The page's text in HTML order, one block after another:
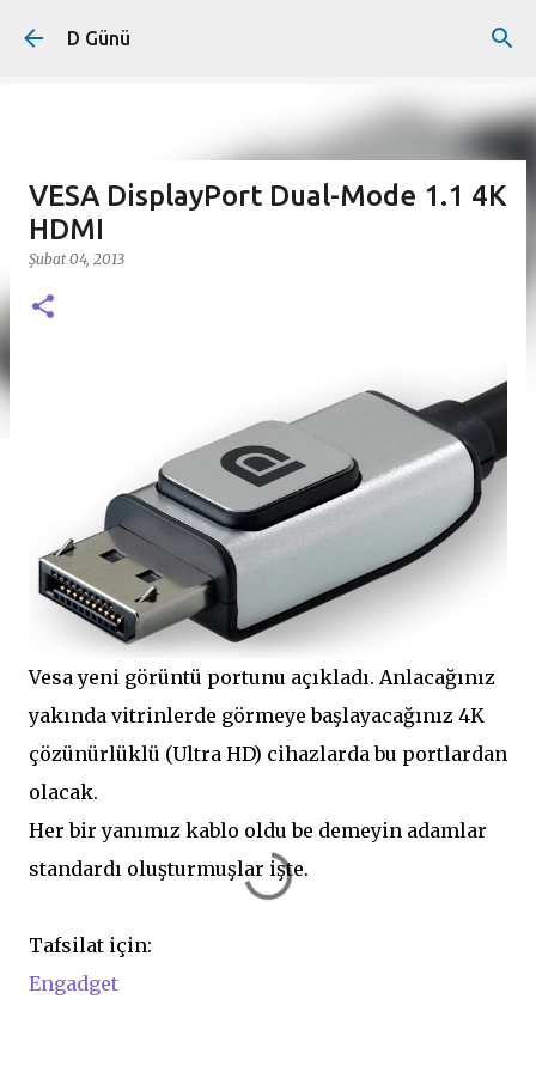
D Günü
VESA DisplayPort Dual-Mode 1.1 4K
HDMI
Şubat 04, 2013
Vesa yeni görüntü portunu açıkladı. Anlacağınız
yakında vitrinlerde görmeye başlayacağınız 4K
çözünürlüklü (Ultra HD) cihazlarda bu portlardan
olacak.
Her bir yanımız kablo oldu be demeyin adamlar
standardı oluşturmuşlar işte.
Tafsilat için:
Engadget